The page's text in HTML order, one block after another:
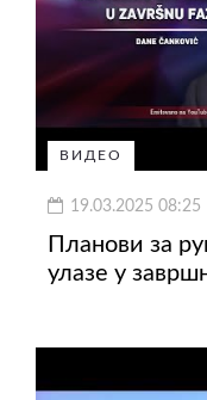
ВИДЕО
19.03.2025 08:25
Планови за
улазе у